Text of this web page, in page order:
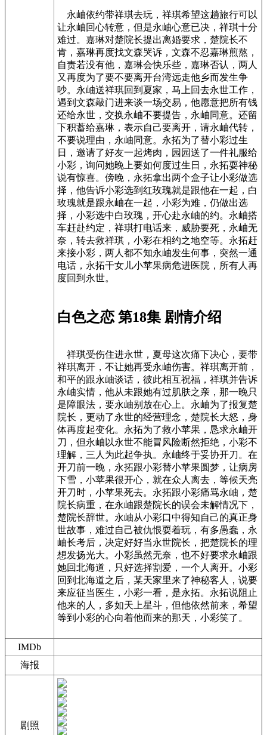
永岫依约带祥琪去玩，祥琪希望这趟旅行可以
让永岫回心转意，但是永岫心意已决，祥琪十分
难过。嘉琳对楚院长提出离婚要求，楚院长不
肯，嘉琳再度找文森哭诉，文森不忍嘉琳煎熬，
自责若没有他，嘉琳会快乐些，嘉琳否认，两人
又再度为了要不要离开台湾远走他乡而发生争
吵。永岫送祥琪回到夏家，马上回去永世工作，
遇到文森敲门进来谈一场交易，他愿意把所有钱
还给永世，交换永岫不要提告，永岫同意。还留
下积蓄给嘉琳，表示自己要离开，请永岫代转，
不要说理由，永岫同意。永拓为了替小彩过生
日，邀请了好友一起烤肉，园园送了一件礼服给
小彩，询问她晚上要如何度过生日，永拓耍神秘
说有惊喜。傍晚，永拓拿出两个盒子让小彩做选
择，他告诉小彩选到红玫瑰就是跟他在一起，白
玫瑰就是跟永岫在一起，小彩为难，仍做出选
择，小彩选中白玫瑰，开心赴永岫的约。永岫搭
车赶赴约定，祥琪打电话来，威胁要死，永岫无
奈，转去救祥琪，小彩在相约之地空等。永拓赶
来接小彩，两人都不知永岫发生何事，突然一通
电话，永拓干女儿小苹果病危进医院，所有人再
度回到永世。
白色之恋 第18集 剧情介绍
祥琪受伤住进永世，夏母这次痛下决心，要带
祥琪离开，不让她再受永岫伤害。祥琪离开前，
和平的跟永岫谈话，彼此相互祝福，祥琪并告诉
永岫实情，他从未跟她有过肌肤之亲，那一晚只
是障眼法，要永岫别放在心上。永岫为了报复楚
院长，更动了永世的经营理念，楚院长大怒，身
体再度起变化。永拓为了救小苹果，恳求永岫开
刀，但永岫以永世不能冒风险断然拒绝，小彩不
理解，三人为此起争执。永岫终于妥协开刀。在
开刀前一晚，永拓跟小彩替小苹果圆梦，让病房
下雪，小苹果很开心，就在众人离去，等候天亮
开刀时，小苹果死去。永拓跟小彩痛骂永岫，楚
院长病重，在永岫跟楚院长的误会未解情况下，
楚院长辞世。永岫从小彩口中得知自己的真正身
世故事，难过自己被仇恨耍着玩，有多愚蠢，永
岫长考后，决定好好当永世院长，把楚院长的理
想发扬光大。小彩虽然无奈，也不好要求永岫跟
她回北海道，只好选择割爱，一个人离开。小彩
回到北海道之后，某天家里来了神秘客人，说要
来应征当医生，小彩一看，是永拓。永拓说阻止
他来的人，多如天上星斗，但他依然前来，希望
等到小彩的心向着他而来的那天，小彩笑了。
IMDb
海报
剧照